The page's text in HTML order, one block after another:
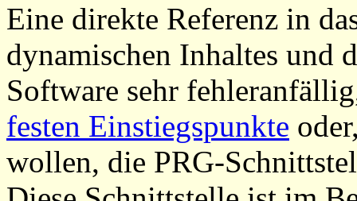
Eine direkte Referenz in
dynamischen Inhaltes und
Software sehr
festen Einstiegspunkte
wollen, die PRG-